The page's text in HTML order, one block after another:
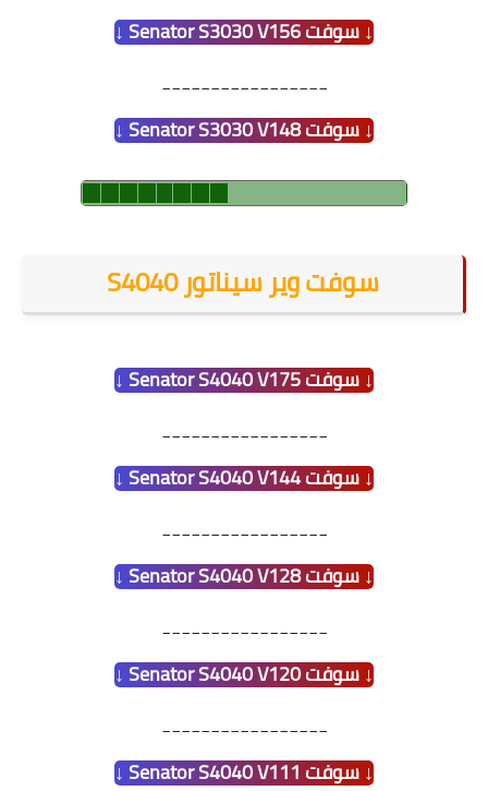
↓ سوفت Senator S3030 V156 ↓
_________________
↓ سوفت Senator S3030 V148 ↓
سوفت وير سيناتور S4040
↓ سوفت Senator S4040 V175 ↓
_________________
↓ سوفت Senator S4040 V144 ↓
_________________
↓ سوفت Senator S4040 V128 ↓
_________________
↓ سوفت Senator S4040 V120 ↓
_________________
↓ سوفت Senator S4040 V111 ↓